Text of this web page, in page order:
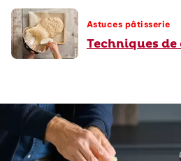
Astuces pâtisserie
Techniques